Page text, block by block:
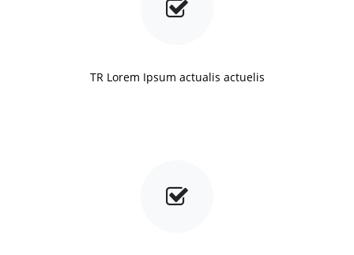
TR Lorem Ipsum actualis actuelis